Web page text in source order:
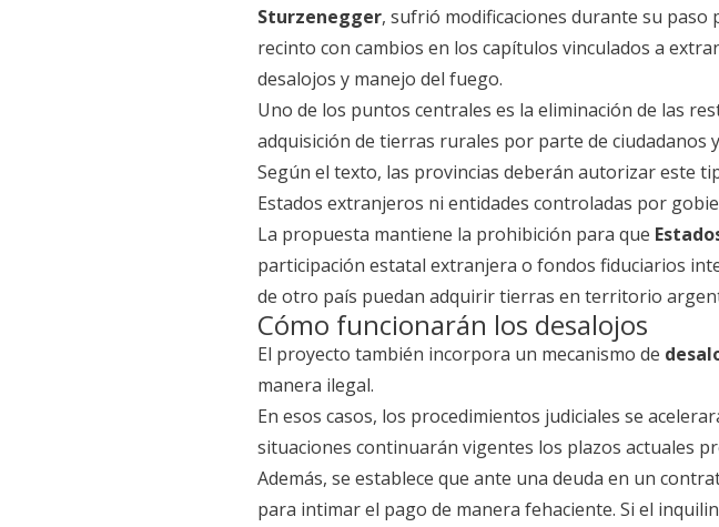
Sturzenegger, sufrió modificaciones durante su
recinto con cambios en los capítulos vinculados a
desalojos y manejo del fuego.
Uno de los puntos centrales es la eliminación de las
adquisición de tierras rurales por parte de ciudadanos
Según el texto, las provincias deberán autorizar este
Estados extranjeros ni entidades controladas por
La propuesta mantiene la prohibición para que
participación estatal extranjera o fondos fiduciarios
de otro país puedan adquirir tierras en territorio
Cómo funcionarán los desalojos
El proyecto también incorpora un mecanismo de
manera ilegal.
En esos casos, los procedimientos judiciales se
situaciones continuarán vigentes los plazos actuales
Además, se establece que ante una deuda en un
para intimar el pago de manera fehaciente. Si el